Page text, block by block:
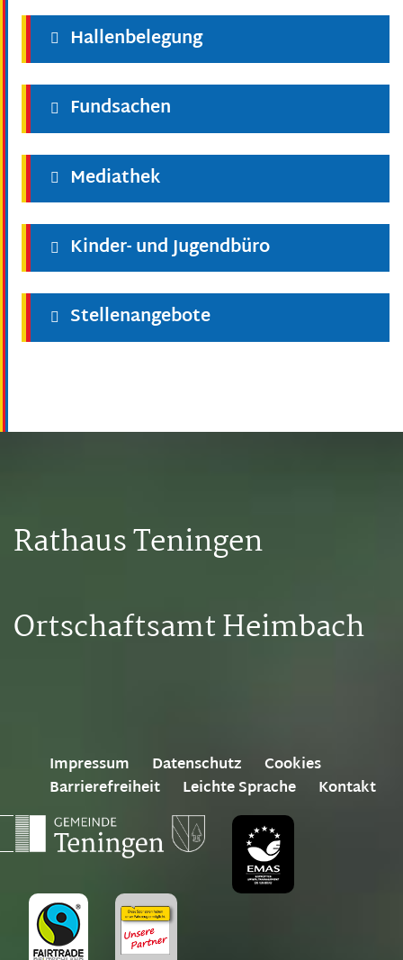
Hallenbelegung
Fundsachen
Mediathek
Kinder- und Jugendbüro
Stellenangebote
Rathaus Teningen
Ortschaftsamt Heimbach
Impressum Datenschutz
Cookies
Barrierefreiheit
Leichte Sprache Kontakt